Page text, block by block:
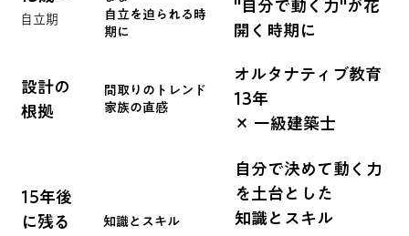
設計の
根拠
間取りのトレンド
家族の直感
自分で決めて動く力
を土台とした
​知識とスキル
知識とスキル
15年後
に残る
オルタナティブ教育
13年
× 一級建築士
"自分で動く力"が花
開く時期に
自立を迫られる時
期に
自立期